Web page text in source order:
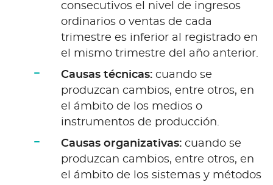
consecutivos el nivel de ingresos
ordinarios o ventas de cada
trimestre es inferior al registrado en
el mismo trimestre del año anterior.
Causas técnicas: cuando se
produzcan cambios, entre otros, en
el ámbito de los medios o
instrumentos de producción.
Causas organizativas: cuando se
produzcan cambios, entre otros, en
el ámbito de los sistemas y métodos